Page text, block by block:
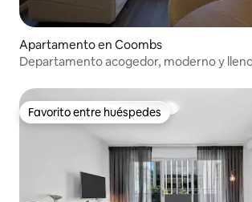
Apartamento en Coombs
Departamento acogedor, moderno y
Favorito entre huéspedes
Favorito entre huéspedes